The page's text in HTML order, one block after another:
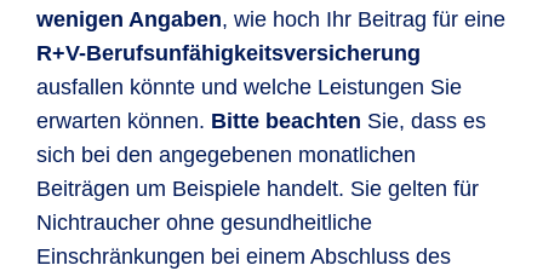
wenigen Angaben, wie hoch Ihr Beitrag für eine
R+V-Berufsunfähigkeitsversicherung
ausfallen könnte und welche Leistungen Sie
erwarten können. Bitte beachten Sie, dass es
sich bei den angegebenen monatlichen
Beiträgen um Beispiele handelt. Sie gelten für
Nichtraucher ohne gesundheitliche
Einschränkungen bei einem Abschluss des